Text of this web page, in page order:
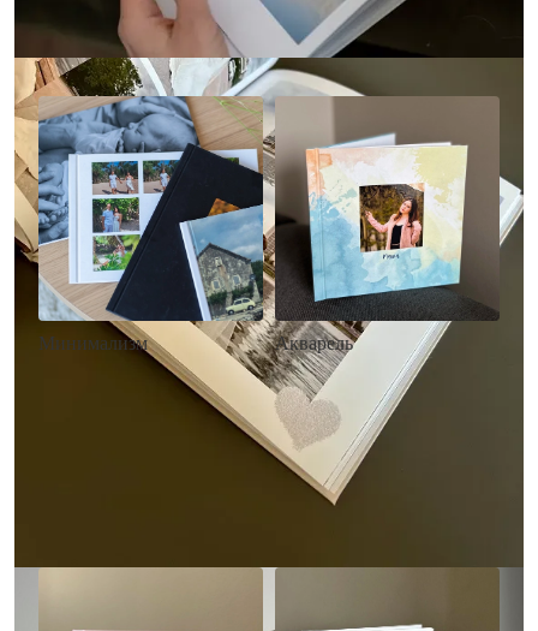
Минимализм Акварель
• Декор в стиле
акварельных красок
• Выбор цвета фона
• Загрузка фото и текста
Заказать